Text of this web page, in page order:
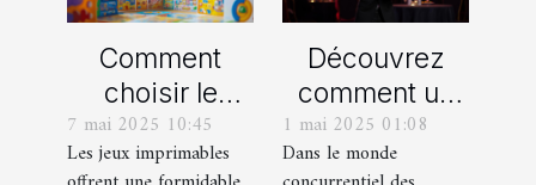
Comment
choisir le
meilleur jeu
imprimable
7 mai 2025 10:45
Les jeux imprimables
Découvrez
comment un
spectacle de
magie
1 mai 2025 01:08
Dans le monde